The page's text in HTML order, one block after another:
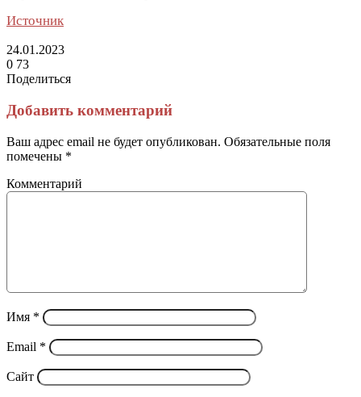
Источник
24.01.2023
0 73
Поделиться
через
электронную
почту
Добавить комментарий
Ваш адрес email не будет опубликован. Обязательные поля
помечены *
Комментарий
Имя *
Email *
Сайт